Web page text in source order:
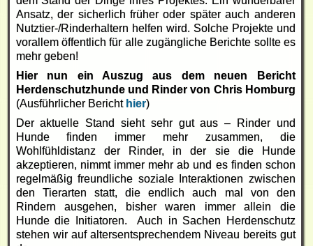
Ansatz, der sicherlich früher oder später auch anderen
Nutztier-/Rinderhaltern helfen wird. Solche Projekte und
vorallem öffentlich für alle zugängliche Berichte sollte es
mehr geben!
Hier nun ein Auszug aus dem neuen Bericht
Herdenschutzhunde und Rinder von Chris Homburg
(Ausführlicher Bericht hier)
Der aktuelle Stand sieht sehr gut aus – Rinder und
Hunde finden immer mehr zusammen, die
Wohlfühldistanz der Rinder, in der sie die Hunde
akzeptieren, nimmt immer mehr ab und es finden schon
regelmäßig freundliche soziale Interaktionen zwischen
den Tierarten statt, die endlich auch mal von den
Rindern ausgehen, bisher waren immer allein die
Hunde die Initiatoren. Auch in Sachen Herdenschutz
stehen wir auf altersentsprechendem Niveau bereits gut